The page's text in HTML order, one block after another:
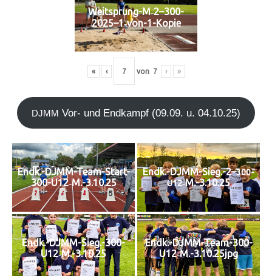
Weitsprung-M‑2–300-
2025–1‑von-1-Kopie
« ‹ von 7 › »
DJMM Vor- und End­kampf (09.09. u. 04.10.25)
Endk.-DJMM-Team-Start-
300-U12‑M.-3.10.25
Endk.-DJMM-Sieg.-2–300-
U12‑M.-3.10.25
Endk.-DJMM-Sieg.-300-
U12‑M.-3.10.25
Endk.-DJMM-Team-300-
U12‑M.-3.10.25jpg